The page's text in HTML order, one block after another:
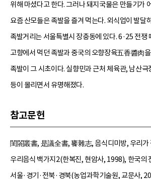
위해 마셨다고 한다. 그러나 돼지국물은 만들기가
요즘 산모들은 족발을 즐겨 먹는다. 외식업이 발달
족발거리는 서울특별시 장충동에 있다. 6·25 전쟁
고향에서 먹던 족발과 중국의 오향장육五香醬肉
족발이 그 시초이다. 실향민과 근처 체육관, 남산극
등이 몰리면서 유명해졌다.
참고문헌
閨閤叢書, 是議全書, 饔雜志, 음식디미방, 우리가
우리음식 백가지2(한복진, 현암사, 1998), 한국의
서울·경기·전북·경북(농업과학기술원, 교문사,